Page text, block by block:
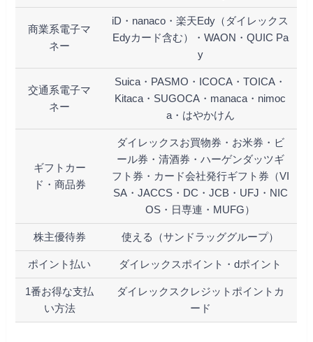
商業系電子マ
ネー
iD・nanaco・楽天Edy（ダイレックス
Edyカード含む）・WAON・QUIC Pa
y
交通系電子マ
ネー
Suica・PASMO・ICOCA・TOICA・
Kitaca・SUGOCA・manaca・nimoc
a・はやかけん
ギフトカー
ド・商品券
ダイレックスお買物券・お米券・ビ
ール券・清酒券・ハーゲンダッツギ
フト券・カード会社発行ギフト券（VI
SA・JACCS・DC・JCB・UFJ・NIC
OS・日専連・MUFG）
株主優待券 使える（サンドラッググループ）
ポイント払い ダイレックスポイント・dポイント
1番お得な支払
い方法
ダイレックスクレジットポイントカ
ード